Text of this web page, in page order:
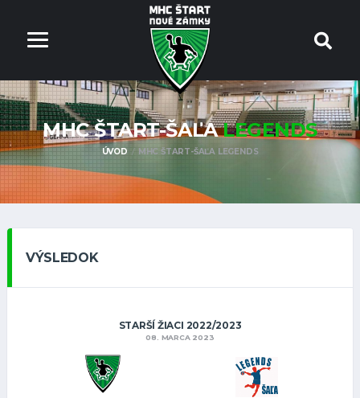
MHC ŠTART-ŠAĽALEGENDS
ÚVOD MHC ŠTART-ŠAĽA LEGENDS
VÝSLEDOK
STARŠÍ ŽIACI 2022/2023
08. MARCA 2023